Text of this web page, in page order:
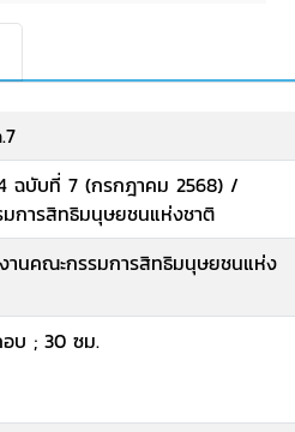
ฉบับที่ 7 (กรกฎาคม 2568) /
การสิทธิมนุษยชนแห่งชาติ
านคณะกรรมการสิทธิมนุษยชนแห่ง
บ ; 30 ซม.